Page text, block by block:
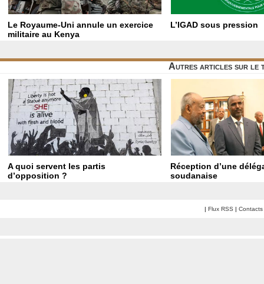
Le Royaume-Uni annule un exercice
militaire au Kenya
L’IGAD sous pression
Autres articles sur le
A quoi servent les partis
d’opposition ?
Réception d’une
soudanaise
| Flux RSS | Contacts